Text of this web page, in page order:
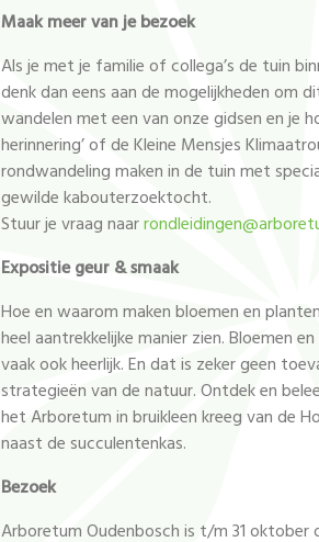
Maak meer van je bezoek
Als je met je familie of collega’s de tuin
denk dan eens aan de mogelijkheden om
wandelen met een van onze gidsen en je
herinnering’ of de Kleine Mensjes
rondwandeling maken in de tuin met
gewilde kabouterzoektocht.
Stuur je vraag naar
Expositie geur & smaak
Hoe en waarom maken bloemen en
heel aantrekkelijke manier zien. Bloemen
vaak ook heerlijk. En dat is zeker geen
strategieën van de natuur. Ontdek en
het Arboretum in bruikleen kreeg van de
naast de succulentenkas.
Bezoek
Arboretum Oudenbosch is t/m 31 oktober